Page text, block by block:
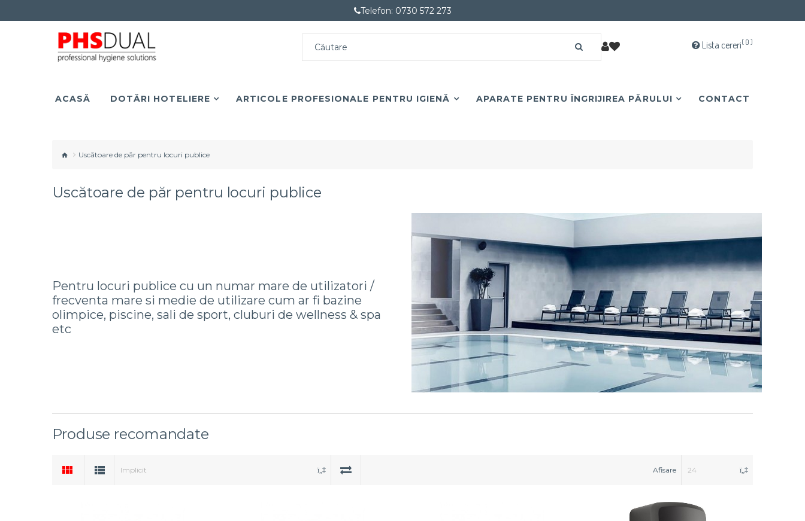
Telefon: 0730 572 273
Lista cereri( 0 )
ACASĂ DOTĂRI HOTELIERE ARTICOLE PROFESIONALE PENTRU IGIENĂ APARATE PENTRU ÎNGRIJIREA PĂRULUI CONTACT
Uscătoare de păr pentru locuri publice
Uscătoare de păr pentru locuri publice
Pentru locuri publice cu un numar mare de utilizatori /
frecventa mare si medie de utilizare cum ar fi bazine
olimpice, piscine, sali de sport, cluburi de wellness & spa
etc
Produse recomandate
Implicit Afisare 24